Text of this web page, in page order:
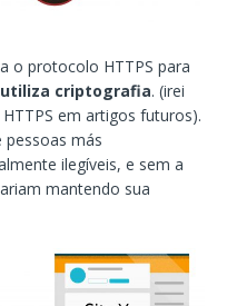
o protocolo HTTPS para
utiliza criptografia. (irei
em artigos futuros).
más
ilegíveis, e sem a
mantendo sua